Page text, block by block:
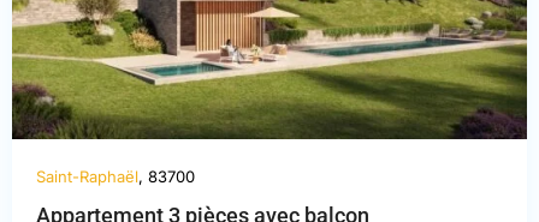
Saint-Raphaël, 83700
Appartement 3 pièces avec balcon